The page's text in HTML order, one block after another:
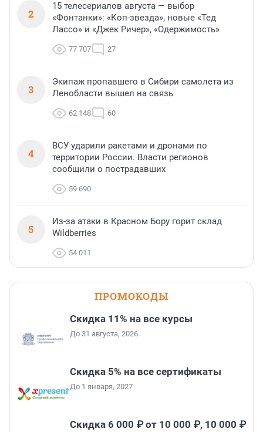
2
15 телесериалов августа — выбор
«Фонтанки»: «Коп-звезда», новые «Тед
Лассо» и «Джек Ричер», «Одержимость»
77 707 27
3
Экипаж пропавшего в Сибири самолета из
Ленобласти вышел на связь
62 148 60
4
ВСУ ударили ракетами и дронами по
территории России. Власти регионов
сообщили о пострадавших
59 690
5
Из-за атаки в Красном Бору горит склад
Wildberries
54 011
ПРОМОКОДЫ
Скидка 11% на все курсы
До 31 августа, 2026
Скидка 5% на все сертификаты
До 1 января, 2027
Скидка 6 000 ₽ от 10 000 ₽, 10 000 ₽